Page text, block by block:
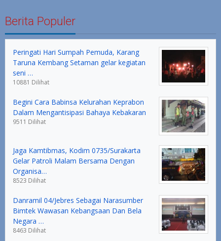
Berita Populer
Peringati Hari Sumpah Pemuda, Karang
Taruna Kembang Setaman gelar kegiatan
seni …
10881 Dilihat
Begini Cara Babinsa Kelurahan Keprabon
Dalam Mengantisipasi Bahaya Kebakaran
9511 Dilihat
Jaga Kamtibmas, Kodim 0735/Surakarta
Gelar Patroli Malam Bersama Dengan
Organisa…
8523 Dilihat
Danramil 04/Jebres Sebagai Narasumber
Bimtek Wawasan Kebangsaan Dan Bela
Negara …
8463 Dilihat